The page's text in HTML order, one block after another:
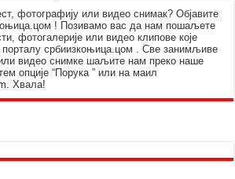
фотографију или видео снимак? Објавите
! Позивамо вас да нам пошаљете
фотогалерије или видео клипове које
порталу србиизкоњица.цом . Све занимљиве
видео снимке шаљите нам преко наше
опције “Порука ” или на маил
Хвала!